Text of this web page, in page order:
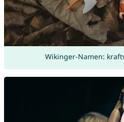
Wikinger-Namen: